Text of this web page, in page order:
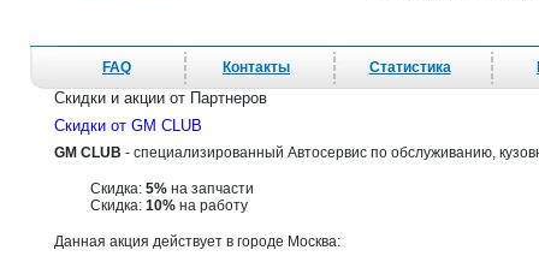
FAQ Контакты Статистика
Скидки и акции от Партнеров
Скидки от GM CLUB
GM CLUB - специализированный Автосервис по обслуживанию,
Скидка: 5% на запчасти
Скидка: 10% на работу
Данная акция действует в городе Москва: